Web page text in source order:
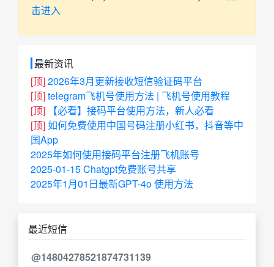
击进入
最新资讯
[顶]2026年3月更新接收短信验证码平台
[顶]telegram飞机号使用方法 | 飞机号使用教程
[顶]
【必看】接码平台使用方法，新人必看
[顶]如何免费使用中国号码注册小红书，抖音等中
国App
2025年如何使用接码平台注册飞机账号
2025-01-15 Chatgpt免费账号共享
2025年1月01日最新GPT-4o 使用方法
最近短信
@14804278521874731139